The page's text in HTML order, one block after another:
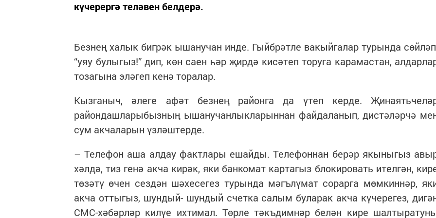
күчерергә теләвен белдерә.
Безнең халык бигрәк ышанучан инде. Гыйбрәтле вакыйгалар турында
“уяу булыгыз!” дип, көн саен һәр җирдә кисәтеп торуга карамастан,
тозагына эләгеп кенә торалар.
Кызганыч, әлеге афәт безнең районга да үтеп керде.
райондашларыбызның ышанучанлыкларыннан файдаланып, дистәләрчә
сум акчаларын үзләштерде.
– Телефон аша алдау фактлары ешайды. Телефоннан берәр якыныгыз
хәлдә, тиз генә акча кирәк, яки банкомат картагыз блокировать ителгән,
төзәтү өчен сездән шәхесегез турында мәгълүмат сорарга мөмкиннәр,
акча оттыгыз, шундый- шундый счетка салым буларак акча күчерегез,
СМС-хәбәрләр килүе ихтимал. Төрле тәкъдимнәр белән кире